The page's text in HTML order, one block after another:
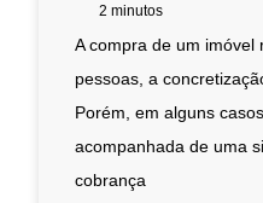
2 minutos
A compra de um
pessoas, a
Porém, em alguns
acompanhada de uma
cobrança